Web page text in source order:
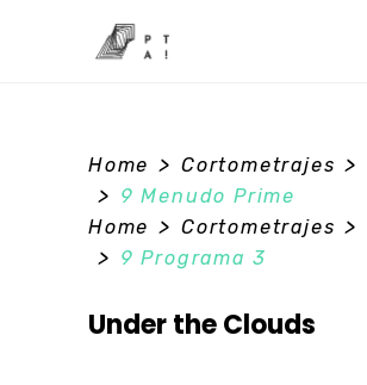
Home > Cortometrajes >
> 9 Menudo Prime
Home > Cortometrajes >
> 9 Programa 3
Under the Clouds